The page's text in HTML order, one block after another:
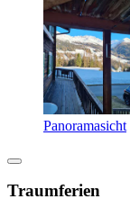
Panoramasicht
Traumferien